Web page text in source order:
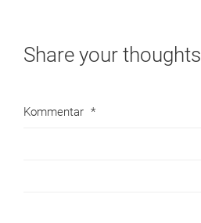
Share your thoughts
Kommentar *